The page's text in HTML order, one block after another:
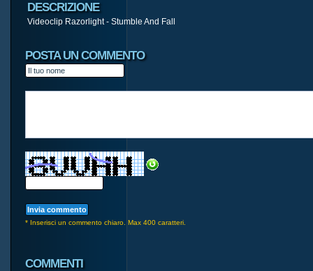
DESCRIZIONE
Videoclip Razorlight - Stumble And Fall
POSTA UN COMMENTO
* Inserisci un commento chiaro. Max 400 caratteri.
COMMENTI